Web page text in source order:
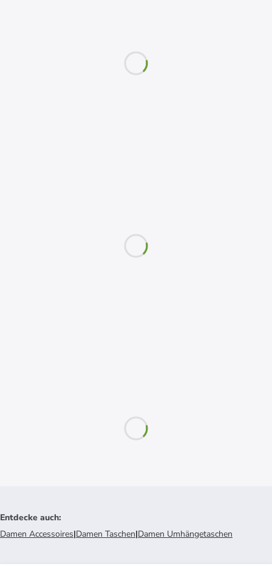
Entdecke auch:
Damen Accessoires|Damen Taschen|Damen Umhängetaschen